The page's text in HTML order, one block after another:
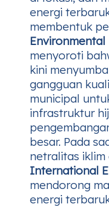
energi
membentuk
menyoroti
kini
gangguan
municipal
infrastruktur
besar. Pada
netralitas
International
mendorong
energi